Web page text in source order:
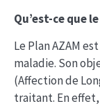
Qu’est-ce que
Le Plan AZAM
maladie. Son
(Affection de
traitant. En